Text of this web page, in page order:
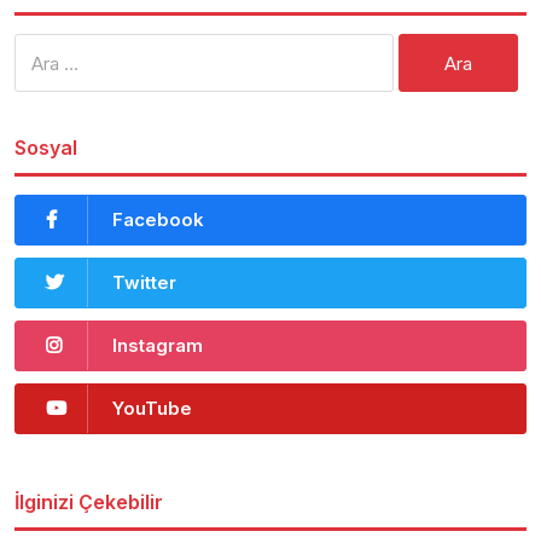
Sosyal
Facebook
Twitter
Instagram
YouTube
İlginizi Çekebilir